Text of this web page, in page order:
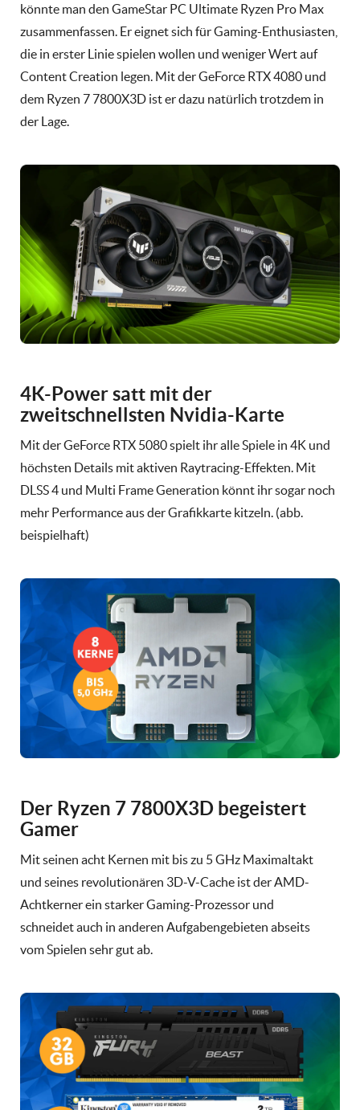
könnte man den GameStar PC Ultimate Ryzen Pro Max
zusammenfassen. Er eignet sich für Gaming-Enthusiasten,
die in erster Linie spielen wollen und weniger Wert auf
Content Creation legen. Mit der GeForce RTX 4080 und
dem Ryzen 7 7800X3D ist er dazu natürlich trotzdem in
der Lage.
4K-Power satt mit der
zweitschnellsten Nvidia-Karte
Mit der GeForce RTX 5080 spielt ihr alle Spiele in 4K und
höchsten Details mit aktiven Raytracing-Effekten. Mit
DLSS 4 und Multi Frame Generation könnt ihr sogar noch
mehr Performance aus der Grafikkarte kitzeln. (abb.
beispielhaft)
Der Ryzen 7 7800X3D begeistert
Gamer
Mit seinen acht Kernen mit bis zu 5 GHz Maximaltakt
und seines revolutionären 3D-V-Cache ist der AMD-
Achtkerner ein starker Gaming-Prozessor und
schneidet auch in anderen Aufgabengebieten abseits
vom Spielen sehr gut ab.